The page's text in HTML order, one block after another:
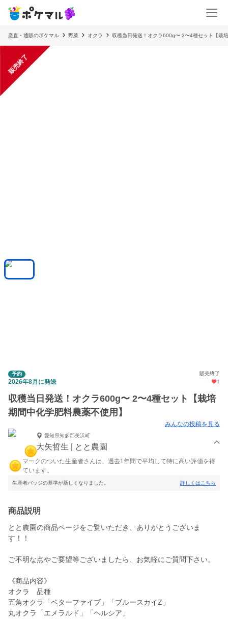
産直・通販のポケマル 野菜 オクラ 収穫当日発送！オクラ600g〜 2〜4種セット【栽
販売終了
予約 販売終了
2026年8月に発送 1
収穫当日発送！オクラ600g〜 2〜4種セット【栽培
期間中化学肥料農薬不使用】
みんなの投稿を見る
愛知県知多郡美浜町
大矢哲生 | とと農園
マークのついた生産者さんは、過去1年間で平均して特に高い評価を得
ています。
生産者バッジの基準が新しくなりました。 詳しくはこちら
商品説明
とと農園の商品ページをご覧いただき、ありがとうございま
す！！
ご不明な点やご要望等ございましたら、お気軽にご質問下さい。
《商品内容》
オクラ 品種
五角オクラ「ベターファイブ」「ブルースカイZ」
丸オクラ「エメラルド」「ヘルシア」